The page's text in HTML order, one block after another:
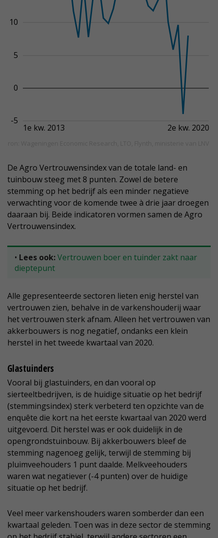
De Agro Vertrouwensindex van de totale land- en
tuinbouw steeg met 8 punten. Zowel de betere
stemming op het bedrijf als een minder negatieve
verwachting voor de komende twee à drie jaar droegen
daaraan bij. Beide indicatoren vormen samen de Agro
Vertrouwensindex.
• Lees ook:Vertrouwen boer en tuinder zakt naar
dieptepunt
Alle gepresenteerde sectoren lieten enig herstel van
vertrouwen zien, behalve in de varkenshouderij waar
het vertrouwen sterk afnam. Alleen het vertrouwen van
akkerbouwers is nog negatief, ondanks een klein
herstel in het tweede kwartaal van 2020.
Glastuinders
Vooral bij glastuinders, en dan vooral op
sierteeltbedrijven, is de huidige situatie op het bedrijf
(stemmingsindex) sterk verbeterd ten opzichte van de
enquête die kort na het eerste kwartaal van 2020 werd
uitgevoerd. Dit herstel was er ook duidelijk in de
opengrondstuinbouw. Bij akkerbouwers bleef de
stemming nagenoeg gelijk, terwijl de stemming bij
pluimveehouders 1 punt daalde. Melkveehouders
waren wat negatiever (-4 punten) over de huidige
situatie op het bedrijf.
Veel meer varkenshouders waren somberder dan een
kwartaal geleden. Toen was in deze sector de stemming